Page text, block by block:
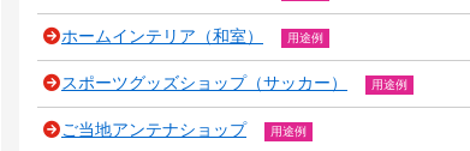
ホームインテリア（和室） 用途例
スポーツグッズショップ（サッカー） 用途例
ご当地アンテナショップ 用途例